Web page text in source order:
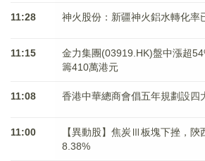
11:28 神火股份：新疆神火鋁水轉化率
11:15
金力集團(03919.HK)盤中漲超
籌410萬港元
11:08 香港中華總商會倡五年規劃設四
11:00
【異動股】焦炭Ⅲ板塊下挫，陝
8.38%